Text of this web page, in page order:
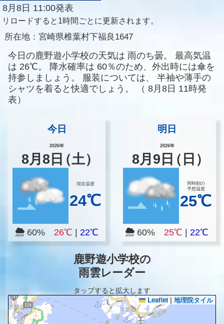
8月8日 11:00発表
リロードすると1時間ごとに更新されます。
所在地： 宮崎県椎葉村下福良1647
今日の鹿野遊小学校の天気は 雨のち曇。
最高気温
は 26℃。 降水確率は 60％のため、外出時には傘を
持参しましょう。
服装については、
半袖や薄手の
シャツを着ると快適でしょう。
（ 8月8日 11時発
表）
今日
2026年
8月8 日（土）
現在温度
24℃
60% 26℃ 22℃
明日
2026年
8月 9 日（日）
同時刻の
予想温度
25℃
60% 25℃ |22℃
鹿野遊小学校の
雨雲レーダー
タップすると拡大します
Leaflet | 地理院タイル